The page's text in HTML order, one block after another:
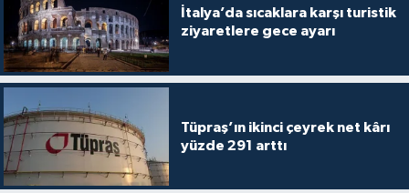
İtalya’da sıcaklara karşı turistik
ziyaretlere gece ayarı
Tüpraş’ın ikinci çeyrek net kârı
yüzde 291 arttı